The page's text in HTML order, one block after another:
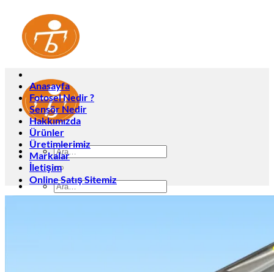
Ara:
Ara:
Anasayfa
Fotosel Nedir ?
Sensör Nedir
Hakkımızda
Ürünler
Üretimlerimiz
Markalar
İletişim
Online Satış Sitemiz